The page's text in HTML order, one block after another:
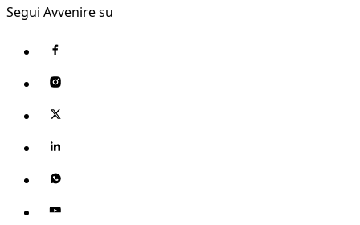
Segui Avvenire su